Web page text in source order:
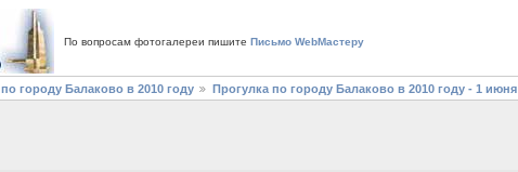
По вопросам фотогалереи пишите Письмо WebМастеру
городу Балаково в 2010 году Прогулка по городу Балаково в 2010 году - 1 июня